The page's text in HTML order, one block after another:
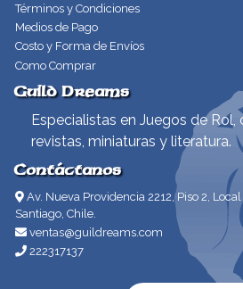
Términos y Condiciones
Medios de Pago
Costo y Forma de Envíos
Como Comprar
Guild Dreams
Especialistas en Juegos de Rol,
revistas, miniaturas y literatura.
Contáctanos
Av. Nueva Providencia 2212, Piso 2,
Santiago, Chile.
ventas@guildreams.com
222317137